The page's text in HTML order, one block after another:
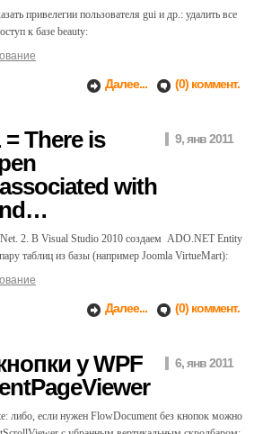
привелегии пользователя gui и др.: удалить все
к базе beauty:
Далее... (0) коммент.
= There is
with
9, янв 2011
2. В Visual Studio 2010 создаем ADO.NET Entity
таблиц из базы (например Joomla VirtueMart):
Далее... (0) коммент.
у WPF
6, янв 2011
либо, если нужен FlowDocument без кнопок можно